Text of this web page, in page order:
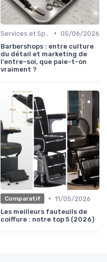
• 05/06/2026
Barbershops : entre culture
du détail et marketing de
l'entre-soi, que paie-t-on
vraiment ?
Comparatif • 11/05/2026
Les meilleurs fauteuils de
coiffure : notre top 5 (2026)